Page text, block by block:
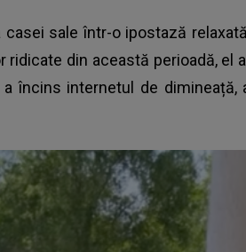
sale într-o ipostază
din această perioadă, el
încins internetul de dimineață,